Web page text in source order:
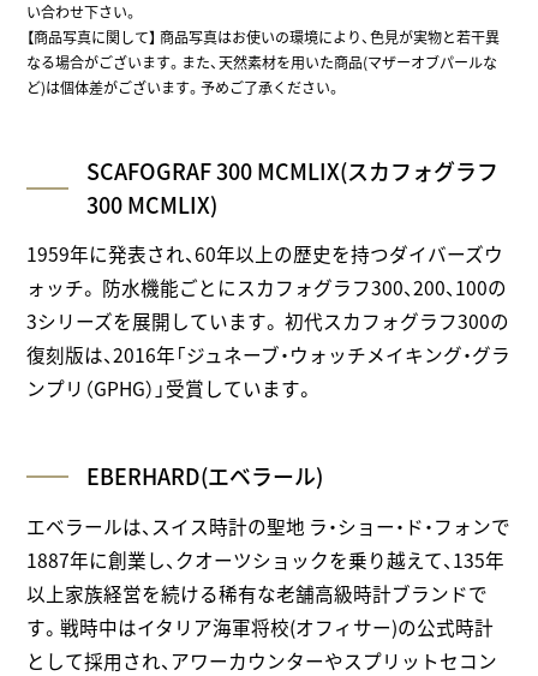
い合わせ下さい。
【商品写真に関して】 商品写真はお使いの環境により、色見が実物と若干異
なる場合がございます。また、天然素材を用いた商品(マザーオブパールな
ど)は個体差がございます。予めご了承ください。
SCAFOGRAF 300 MCMLIX(スカフォグラフ
300 MCMLIX)
1959年に発表され、60年以上の歴史を持つダイバーズウ
ォッチ。 防水機能ごとにスカフォグラフ300、200、100の
3シリーズを展開しています。 初代スカフォグラフ300の
復刻版は、2016年「ジュネーブ・ウォッチメイキング・グラ
ンプリ（GPHG）」受賞しています。
EBERHARD(エベラール)
エベラールは、スイス時計の聖地 ラ・ショー・ド・フォンで
1887年に創業し、クオーツショックを乗り越えて、135年
以上家族経営を続ける稀有な老舗高級時計ブランドで
す。戦時中はイタリア海軍将校(オフィサー)の公式時計
として採用され、アワーカウンターやスプリットセコン